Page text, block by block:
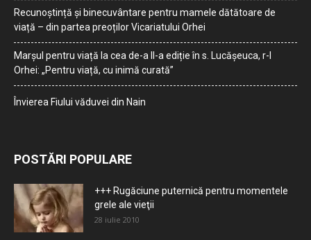
Recunoștință și binecuvântare pentru mamele dătătoare de
viață – din partea preoților Vicariatului Orhei
Marșul pentru viață la cea de-a II-a ediție în s. Lucășeuca, r-l
Orhei: „Pentru viață, cu inimă curată”
Învierea Fiului văduvei din Nain
POSTĂRI POPULARE
+++ Rugăciune puternică pentru momentele
grele ale vieţii
28 iulie 2010